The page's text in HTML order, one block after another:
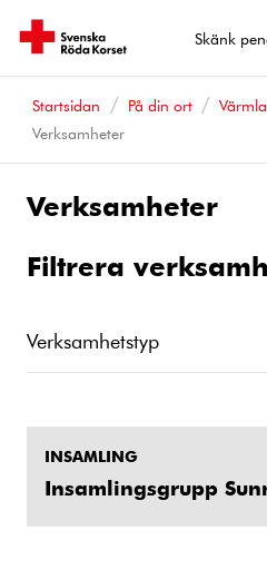
Skänk
Startsidan På din ort
Verksamheter
Verksamheter
Filtrera
Verksamhetstyp
INSAMLING
Insamlingsgrupp